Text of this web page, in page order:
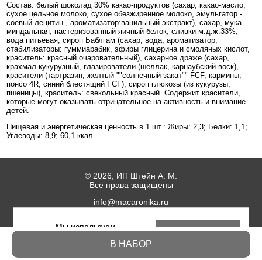
В НАБОР
Состав: белый шоколад 30% какао-продуктов (сахар, какао-масло,
сухое цельное молоко, сухое обезжиренное молоко, эмульгатор -
соевый лецитин , ароматизатор:ванильный экстракт), сахар, мука
миндальная, пастеризованный яичный белок, сливки м.д.ж.33%,
вода питьевая, сироп Баблгам (сахар, вода, ароматизатор,
стабилизаторы: гуммиарабик, эфиры глицерина и смоляных кислот,
краситель: красный очаровательный), сахарное драже (сахар,
крахмал кукурузный, глазирователи (шеллак, карнаубский воск),
красители (тартразин, желтый ""солнечный закат"" FCF, кармины,
понсо 4R, синий блестящий FCF), сироп глюкозы (из кукурузы,
пшеницы), краситель: свекольный красный. Содержит красители,
которые могут оказывать отрицательное на активность и внимание
детей.
Пищевая и энергетическая ценность в 1 шт.: Жиры: 2,3; Белки: 1,1;
Углеводы: 8,9; 60,1 ккал
© 2026, ИП Штейн А. М.
Все права защищены
info@macaronika.ru
Пользовательское соглашение
Политика пищевой безопасности
Мы используем
Понятно